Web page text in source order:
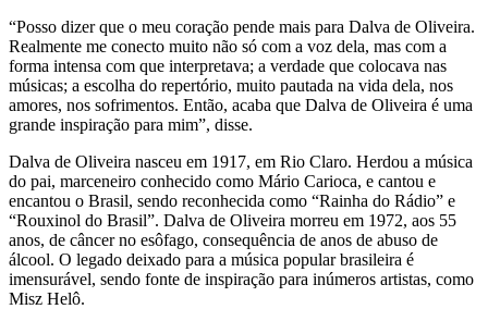
“Posso dizer que o meu coração pende mais para Dalva de Oliveira.
Realmente me conecto muito não só com a voz dela, mas com a
forma intensa com que interpretava; a verdade que colocava nas
músicas; a escolha do repertório, muito pautada na vida dela, nos
amores, nos sofrimentos. Então, acaba que Dalva de Oliveira é uma
grande inspiração para mim”, disse.
Dalva de Oliveira nasceu em 1917, em Rio Claro. Herdou a música
do pai, marceneiro conhecido como Mário Carioca, e cantou e
encantou o Brasil, sendo reconhecida como “Rainha do Rádio” e
“Rouxinol do Brasil”. Dalva de Oliveira morreu em 1972, aos 55
anos, de câncer no esôfago, consequência de anos de abuso de
álcool. O legado deixado para a música popular brasileira é
imensurável, sendo fonte de inspiração para inúmeros artistas, como
Misz Helô.